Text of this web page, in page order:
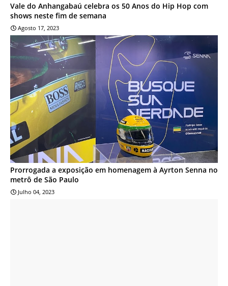
Vale do Anhangabaú celebra os 50 Anos do Hip Hop com
shows neste fim de semana
Agosto 17, 2023
ESPORTES
Prorrogada a exposição em homenagem à Ayrton Senna no
metrô de São Paulo
Julho 04, 2023